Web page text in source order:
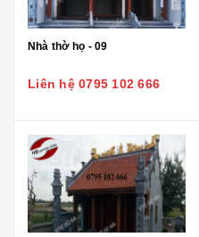
Nhà thờ họ - 09
Liên hệ 0795 102 666